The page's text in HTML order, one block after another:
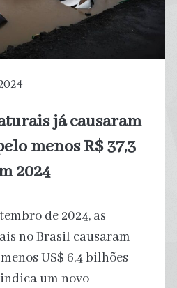
já causaram
menos R$ 37,3
2024
de 2024, as
no Brasil causaram
US$ 6,4 bilhões
um novo